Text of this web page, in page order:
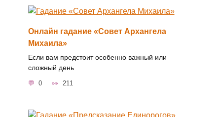
Онлайн гадание «Совет Архангела
Михаила»
Если вам предстоит особенно важный или
сложный день
0 211